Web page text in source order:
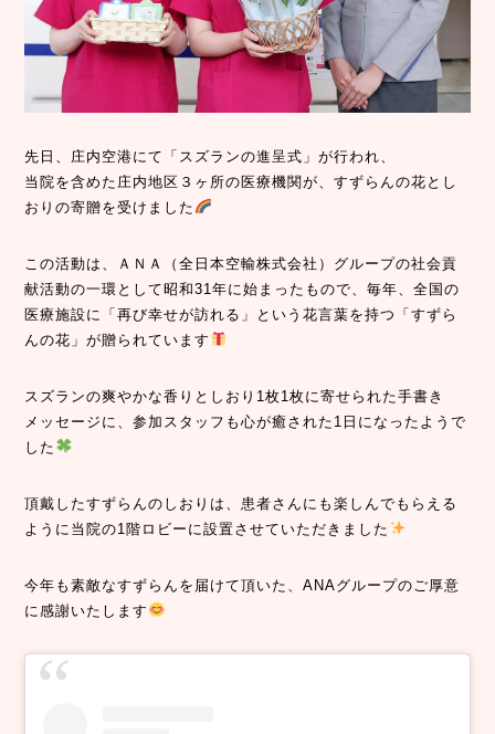
先日、庄内空港にて「スズランの進呈式」が行われ、
当院を含めた庄内地区３ヶ所の医療機関が、すずらんの花とし
おりの寄贈を受けました
この活動は、ＡＮＡ（全日本空輸株式会社）グループの社会貢
献活動の一環として昭和31年に始まったもので、毎年、全国の
医療施設に「再び幸せが訪れる」という花言葉を持つ「すずら
んの花」が贈られています
スズランの爽やかな香りとしおり1枚1枚に寄せられた手書き
メッセージに、参加スタッフも心が癒された1日になったようで
した
頂戴したすずらんのしおりは、患者さんにも楽しんでもらえる
ように当院の1階ロビーに設置させていただきました
今年も素敵なすずらんを届けて頂いた、ANAグループのご厚意
に感謝いたします